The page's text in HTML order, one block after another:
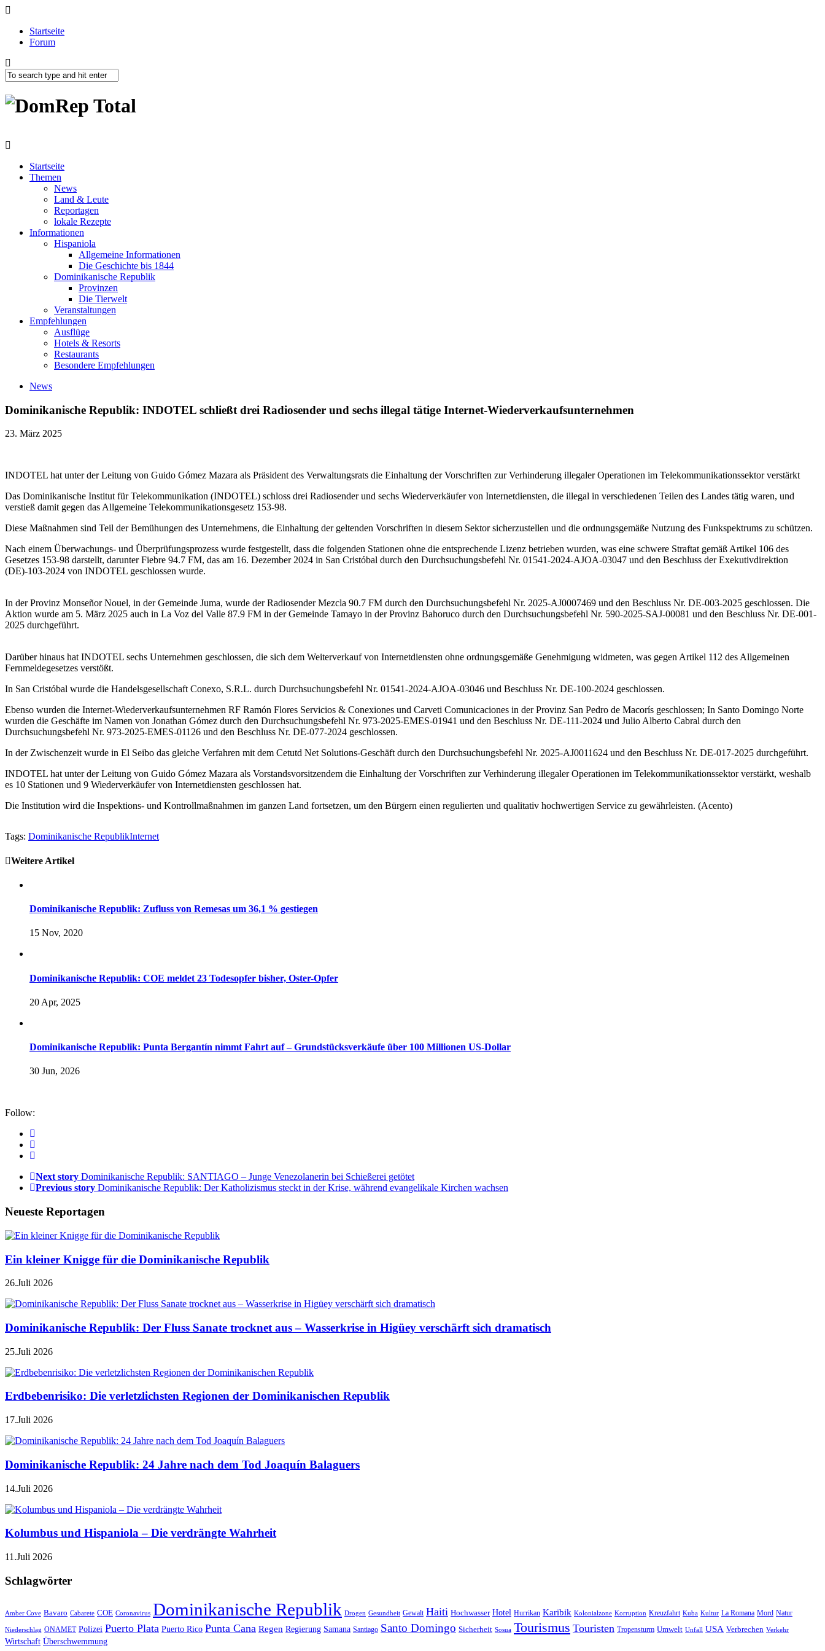
Startseite
Forum
Startseite
Themen
News
Land & Leute
Reportagen
lokale Rezepte
Informationen
Hispaniola
Allgemeine Informationen
Die Geschichte bis 1844
Dominikanische Republik
Provinzen
Die Tierwelt
Veranstaltungen
Empfehlungen
Ausflüge
Hotels & Resorts
Restaurants
Besondere Empfehlungen
News
Dominikanische Republik: INDOTEL schließt drei Radiosender und sechs illegal tätige Internet-Wiederverkaufsunternehmen
23. März 2025
INDOTEL hat unter der Leitung von Guido Gómez Mazara als Präsident des Verwaltungsrats die Einhaltung der Vorschriften zur Verhinderung illegaler Operationen im Telekommunikationssektor verstärkt
Das Dominikanische Institut für Telekommunikation (INDOTEL) schloss drei Radiosender und sechs Wiederverkäufer von Internetdiensten, die illegal in verschiedenen Teilen des Landes tätig waren, und
verstieß damit gegen das Allgemeine Telekommunikationsgesetz 153-98.
Diese Maßnahmen sind Teil der Bemühungen des Unternehmens, die Einhaltung der geltenden Vorschriften in diesem Sektor sicherzustellen und die ordnungsgemäße Nutzung des Funkspektrums zu schützen.
Nach einem Überwachungs- und Überprüfungsprozess wurde festgestellt, dass die folgenden Stationen ohne die entsprechende Lizenz betrieben wurden, was eine schwere Straftat gemäß Artikel 106 des
Gesetzes 153-98 darstellt, darunter Fiebre 94.7 FM, das am 16. Dezember 2024 in San Cristóbal durch den Durchsuchungsbefehl Nr. 01541-2024-AJOA-03047 und den Beschluss der Exekutivdirektion
(DE)-103-2024 von INDOTEL geschlossen wurde.
In der Provinz Monseñor Nouel, in der Gemeinde Juma, wurde der Radiosender Mezcla 90.7 FM durch den Durchsuchungsbefehl Nr. 2025-AJ0007469 und den Beschluss Nr. DE-003-2025 geschlossen. Die
Aktion wurde am 5. März 2025 auch in La Voz del Valle 87.9 FM in der Gemeinde Tamayo in der Provinz Bahoruco durch den Durchsuchungsbefehl Nr. 590-2025-SAJ-00081 und den Beschluss Nr. DE-001-
2025 durchgeführt.
Darüber hinaus hat INDOTEL sechs Unternehmen geschlossen, die sich dem Weiterverkauf von Internetdiensten ohne ordnungsgemäße Genehmigung widmeten, was gegen Artikel 112 des Allgemeinen
Fernmeldegesetzes verstößt.
In San Cristóbal wurde die Handelsgesellschaft Conexo, S.R.L. durch Durchsuchungsbefehl Nr. 01541-2024-AJOA-03046 und Beschluss Nr. DE-100-2024 geschlossen.
Ebenso wurden die Internet-Wiederverkaufsunternehmen RF Ramón Flores Servicios & Conexiones und Carveti Comunicaciones in der Provinz San Pedro de Macorís geschlossen; In Santo Domingo Norte
wurden die Geschäfte im Namen von Jonathan Gómez durch den Durchsuchungsbefehl Nr. 973-2025-EMES-01941 und den Beschluss Nr. DE-111-2024 und Julio Alberto Cabral durch den
Durchsuchungsbefehl Nr. 973-2025-EMES-01126 und den Beschluss Nr. DE-077-2024 geschlossen.
In der Zwischenzeit wurde in El Seibo das gleiche Verfahren mit dem Cetutd Net Solutions-Geschäft durch den Durchsuchungsbefehl Nr. 2025-AJ0011624 und den Beschluss Nr. DE-017-2025 durchgeführt.
INDOTEL hat unter der Leitung von Guido Gómez Mazara als Vorstandsvorsitzendem die Einhaltung der Vorschriften zur Verhinderung illegaler Operationen im Telekommunikationssektor verstärkt, weshalb
es 10 Stationen und 9 Wiederverkäufer von Internetdiensten geschlossen hat.
Die Institution wird die Inspektions- und Kontrollmaßnahmen im ganzen Land fortsetzen, um den Bürgern einen regulierten und qualitativ hochwertigen Service zu gewährleisten. (Acento)
Tags: Dominikanische RepublikInternet
Weitere Artikel
Dominikanische Republik: Zufluss von Remesas um 36,1 % gestiegen
15 Nov, 2020
Dominikanische Republik: COE meldet 23 Todesopfer bisher, Oster-Opfer
20 Apr, 2025
Dominikanische Republik: Punta Bergantín nimmt Fahrt auf – Grundstücksverkäufe über 100 Millionen US‑Dollar
30 Jun, 2026
Follow:
Next story Dominikanische Republik: SANTIAGO – Junge Venezolanerin bei Schießerei getötet
Previous story Dominikanische Republik: Der Katholizismus steckt in der Krise, während evangelikale Kirchen wachsen
Neueste Reportagen
Ein kleiner Knigge für die Dominikanische Republik
26.Juli 2026
Dominikanische Republik: Der Fluss Sanate trocknet aus – Wasserkrise in Higüey verschärft sich dramatisch
25.Juli 2026
Erdbebenrisiko: Die verletzlichsten Regionen der Dominikanischen Republik
17.Juli 2026
Dominikanische Republik: 24 Jahre nach dem Tod Joaquín Balaguers
14.Juli 2026
Kolumbus und Hispaniola – Die verdrängte Wahrheit
11.Juli 2026
Schlagwörter
Amber Cove Bavaro Cabarete COE Coronavirus Dominikanische Republik Drogen Gesundheit Gewalt Haiti Hochwasser Hotel Hurrikan Karibik Kolonialzone Korruption Kreuzfahrt Kuba Kultur La Romana Mord Natur
Niederschlag ONAMET Polizei Puerto Plata Puerto Rico Punta Cana Regen Regierung Samana Santiago Santo Domingo Sicherheit Sosua Tourismus Touristen Tropensturm Umwelt Unfall USA Verbrechen Verkehr
Wirtschaft Überschwemmung